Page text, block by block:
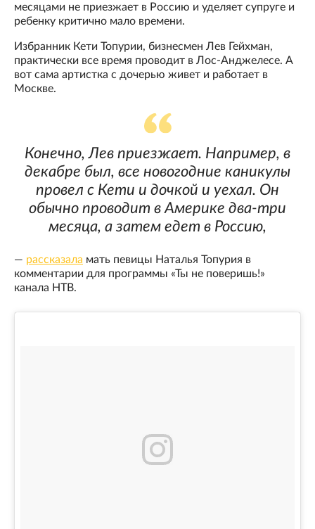
месяцами не приезжает в Россию и уделяет супруге и
ребенку критично мало времени.
Избранник Кети Топурии, бизнесмен Лев Гейхман,
практически все время проводит в Лос-Анджелесе. А
вот сама артистка с дочерью живет и работает в
Москве.
Конечно, Лев приезжает. Например, в
декабре был, все новогодние каникулы
провел с Кети и дочкой и уехал. Он
обычно проводит в Америке два-три
месяца, а затем едет в Россию,
— рассказала мать певицы Наталья Топурия в
комментарии для программы «Ты не поверишь!»
канала НТВ.